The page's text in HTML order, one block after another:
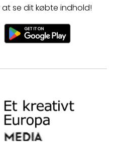
se dit købte indhold!